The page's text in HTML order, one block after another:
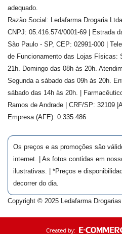
adequado.
Razão Social: Ledafarma Drogaria
CNPJ: 05.416.574/0001-69 | Estrada
São Paulo - SP, CEP: 02991-000 |
de Funcionamento das Lojas Físicas:
21h. Domingo das 08h às 20h.
Segunda a sábado das 09h às 20h.
sábado das 14h às 20h. |
Ramos de Andrade
| CRF/SP: 32109
Empresa (AFE): 0.335.486
Os preços e as promoções são
internet. | As fotos contidas em
ilustrativas. | *Preços e
decorrer do dia.
Copyright © 2025 Ledafarma